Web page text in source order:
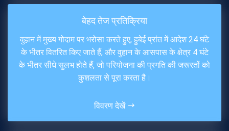
बेहद तेज प्रतिक्रिया
वुहान में मुख्य गोदाम पर भरोसा करते हुए, हुबेई प्रांत में आदेश 24 घंटे
के भीतर वितरित किए जाते हैं, और वुहान के आसपास के क्षेत्र 4 घंटे
के भीतर सीधे सुलभ होते हैं, जो परियोजना की प्रगति की जरूरतों को
कुशलता से पूरा करता है।
विवरण देखें